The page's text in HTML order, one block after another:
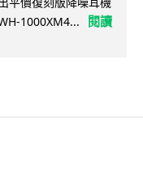
1000XM4...
閱讀